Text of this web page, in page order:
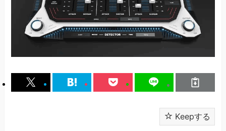
Keepする